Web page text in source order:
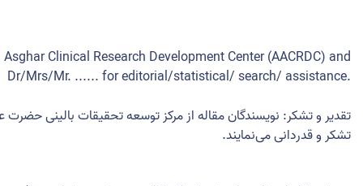
Clinical Research Development Center (AACRDC) and
Dr/Mrs/Mr. ...... for editorial/statistical/ search/ assistance.
تقدیر و تشکر: نویسندگان مقاله از مرکز توسعه تحقیقات بالینی
تشکر و قدردانی می­‌نمایند.